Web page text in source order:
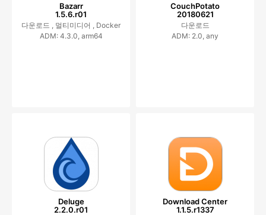
Bazarr
1.5.6.r01
다운로드 , 멀티미디어 , Docker
ADM: 4.3.0, arm64
CouchPotato
20180621
다운로드
ADM: 2.0, any
Deluge
2.2.0.r01
Download Center
1.1.5.r1337